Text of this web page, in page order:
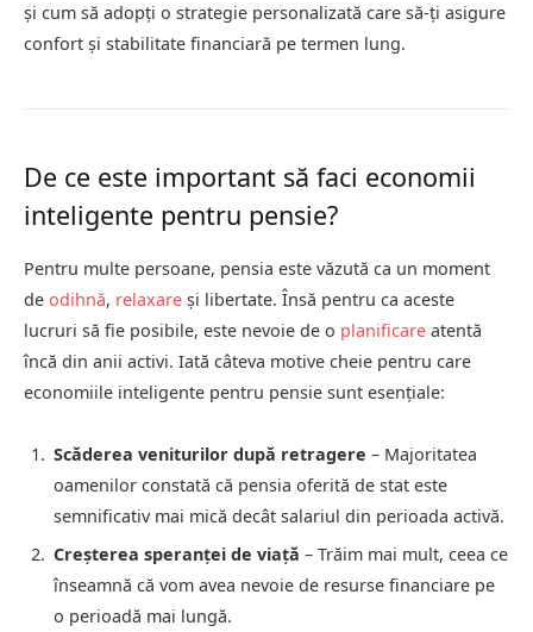
și cum să adopți o strategie personalizată care să-ți asigure
confort și stabilitate financiară pe termen lung.
De ce este important să faci economii
inteligente pentru pensie?
Pentru multe persoane, pensia este văzută ca un moment
de odihnă, relaxare și libertate. Însă pentru ca aceste
lucruri să fie posibile, este nevoie de o planificare atentă
încă din anii activi. Iată câteva motive cheie pentru care
economiile inteligente pentru pensie sunt esențiale:
Scăderea veniturilor după retragere – Majoritatea
oamenilor constată că pensia oferită de stat este
semnificativ mai mică decât salariul din perioada activă.
Creșterea speranței de viață – Trăim mai mult, ceea ce
înseamnă că vom avea nevoie de resurse financiare pe
o perioadă mai lungă.